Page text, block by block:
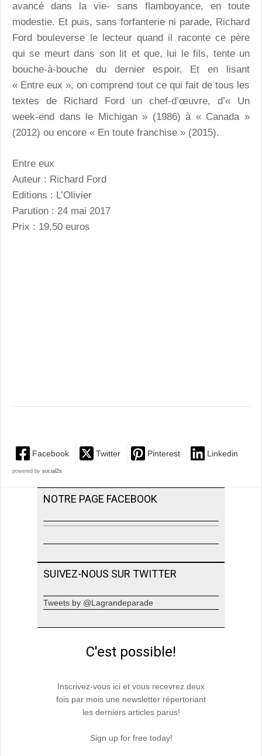
avancé dans la vie- sans flamboyance, en toute
modestie. Et puis, sans forfanterie ni parade, Richard
Ford bouleverse le lecteur quand il raconte ce père
qui se meurt dans son lit et que, lui le fils, tente un
bouche-à-bouche du dernier espoir. Et en lisant
« Entre eux », on comprend tout ce qui fait de tous les
textes de Richard Ford un chef-d’œuvre, d’« Un
week-end dans le Michigan » (1986) à « Canada »
(2012) ou encore « En toute franchise » (2015).
Entre eux
Auteur : Richard Ford
Editions : L’Olivier
Parution : 24 mai 2017
Prix : 19,50 euros
Facebook Twitter Pinterest Linkedin
powered by social2s
NOTRE PAGE FACEBOOK
SUIVEZ-NOUS SUR TWITTER
Tweets by @Lagrandeparade
C'est possible!
Inscrivez-vous ici et vous recevrez deux
fois par mois une newsletter répertoriant
les derniers articles parus!
Sign up for free today!